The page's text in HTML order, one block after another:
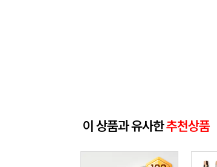
이 상품과 유사한추천상품